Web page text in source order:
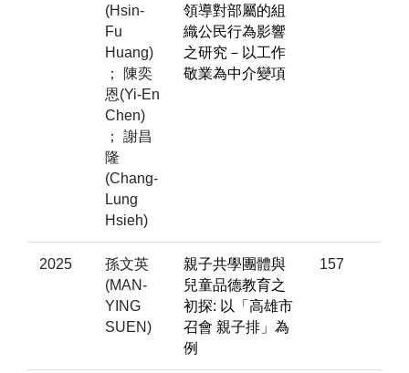
(Hsin-
Fu
Huang)
； 陳奕
恩(Yi-En
Chen)
； 謝昌
隆
(Chang-
Lung
Hsieh)
領導對部屬的組
織公民行為影響
之研究－以工作
敬業為中介變項
2025
孫文英
(MAN-
YING
SUEN)
親子共學團體與
兒童品德教育之
初探: 以「高雄市
召會 親子排」為
例
157